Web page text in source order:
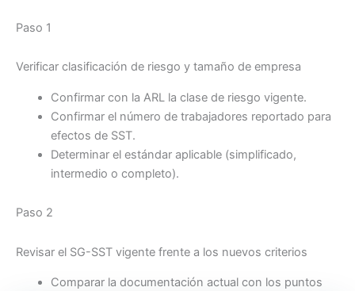
Paso 1
Verificar clasificación de riesgo y tamaño de empresa
Confirmar con la ARL la clase de riesgo vigente.
Confirmar el número de trabajadores reportado para
efectos de SST.
Determinar el estándar aplicable (simplificado,
intermedio o completo).
Paso 2
Revisar el SG-SST vigente frente a los nuevos criterios
Comparar la documentación actual con los puntos